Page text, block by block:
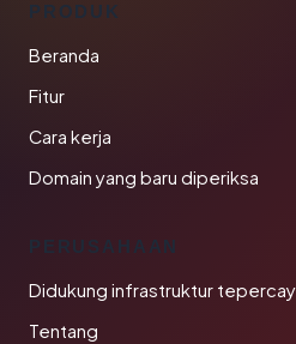
PRODUK
Beranda
Fitur
Cara kerja
Domain yang baru diperiksa
PERUSAHAAN
Didukung infrastruktur
Tentang